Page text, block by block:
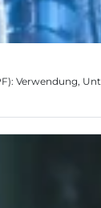
Verwendung,